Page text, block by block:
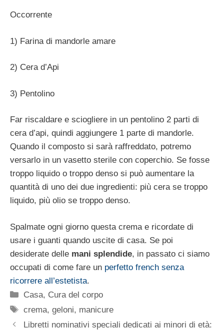
Occorrente
1) Farina di mandorle amare
2) Cera d’Api
3) Pentolino
Far riscaldare e sciogliere in un pentolino 2 parti di
cera d’api, quindi aggiungere 1 parte di mandorle.
Quando il composto si sarà raffreddato, potremo
versarlo in un vasetto sterile con coperchio. Se fosse
troppo liquido o troppo denso si può aumentare la
quantità di uno dei due ingredienti: più cera se troppo
liquido, più olio se troppo denso.
Spalmate ogni giorno questa crema e ricordate di
usare i guanti quando uscite di casa. Se poi
desiderate delle mani splendide, in passato ci siamo
occupati di come fare un perfetto french senza
ricorrere all’estetista.
Categorie
Casa, Cura del corpo
Tag
crema,geloni, manicure
Libretti nominativi speciali dedicati ai minori di età: